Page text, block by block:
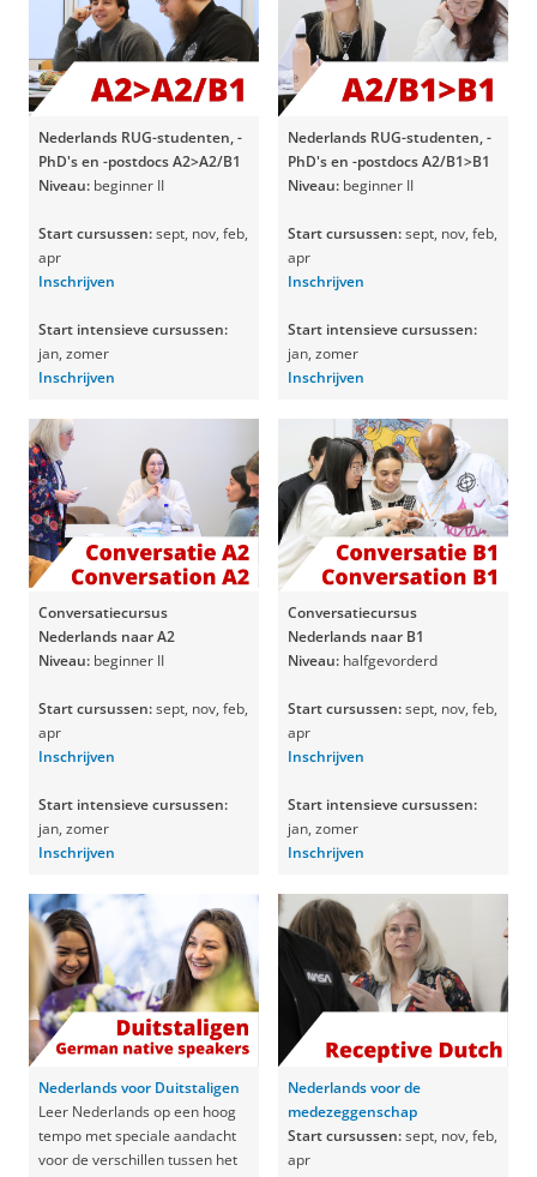
Nederlands RUG-studenten, -
PhD's en -postdocs A2>A2/B1
Niveau: beginner II
Start cursussen:sept, nov, feb,
apr
Inschrijven
Start intensieve cursussen:
jan, zomer
Inschrijven
Nederlands RUG-studenten, -
PhD's en -postdocs A2/B1>B1
Niveau: beginner II
Start cursussen:sept, nov, feb,
apr
Inschrijven
Start intensieve cursussen:
jan, zomer
Inschrijven
Conversatiecursus
Nederlands naar A2
Niveau: beginner II
Start cursussen:sept, nov, feb,
apr
Inschrijven
Start intensieve cursussen:
jan, zomer
Inschrijven
Conversatiecursus
Nederlands naar B1
Niveau: halfgevorderd
Start cursussen:sept, nov, feb,
apr
Inschrijven
Start intensieve cursussen:
jan, zomer
Inschrijven
Nederlands voor Duitstaligen
Leer Nederlands op een hoog
tempo met speciale aandacht
voor de verschillen tussen het
Nederlands voor de
medezeggenschap
Start cursussen:sept, nov, feb,
apr